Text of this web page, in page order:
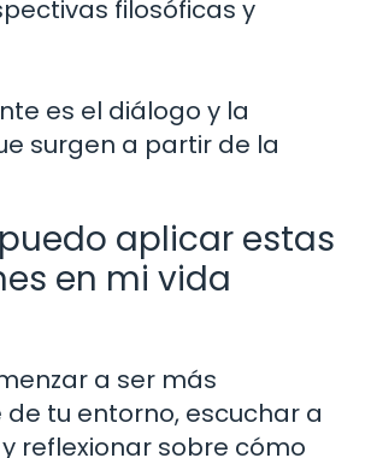
filosóficas y
es el diálogo y la
surgen a partir de la
aplicar estas
en mi vida
a ser más
tu entorno, escuchar a
reflexionar sobre cómo